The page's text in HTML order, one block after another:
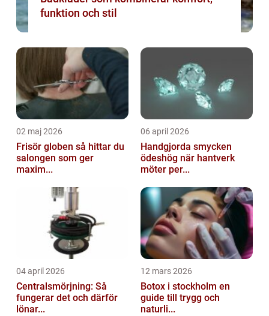
funktion och stil
02 maj 2026
Frisör globen så hittar du
salongen som ger
maxim...
06 april 2026
Handgjorda smycken
ödeshög när hantverk
möter per...
04 april 2026
Centralsmörjning: Så
fungerar det och därför
lönar...
12 mars 2026
Botox i stockholm en
guide till trygg och
naturli...